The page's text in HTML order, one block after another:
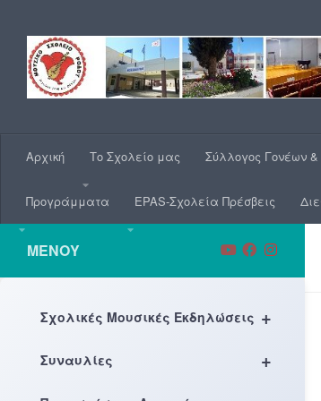
Αρχική Το Σχολείο μας Σύλλογος Γονέων
Προγράμματα EPAS-Σχολεία Πρέσβεις
ΜΕΝΟΎ
+
Σχολικές Μουσικές Εκδηλώσεις
+
Συναυλίες